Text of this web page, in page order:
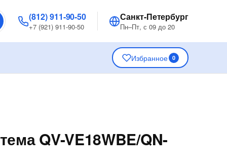
(812) 911-90-50
+7 (921) 911-90-50
Санкт-Петербург
Пн–Пт, с 09 до 20
Избранное 0
QV-VE18WBE/QN-